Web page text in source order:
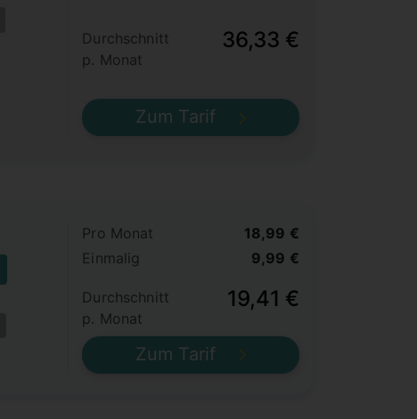
Durchschnitt
p. Monat
36,33 €
Zum Tarif
Pro Monat
Einmalig
18,99 €
9,99 €
Durchschnitt
p. Monat
19,41 €
Zum Tarif